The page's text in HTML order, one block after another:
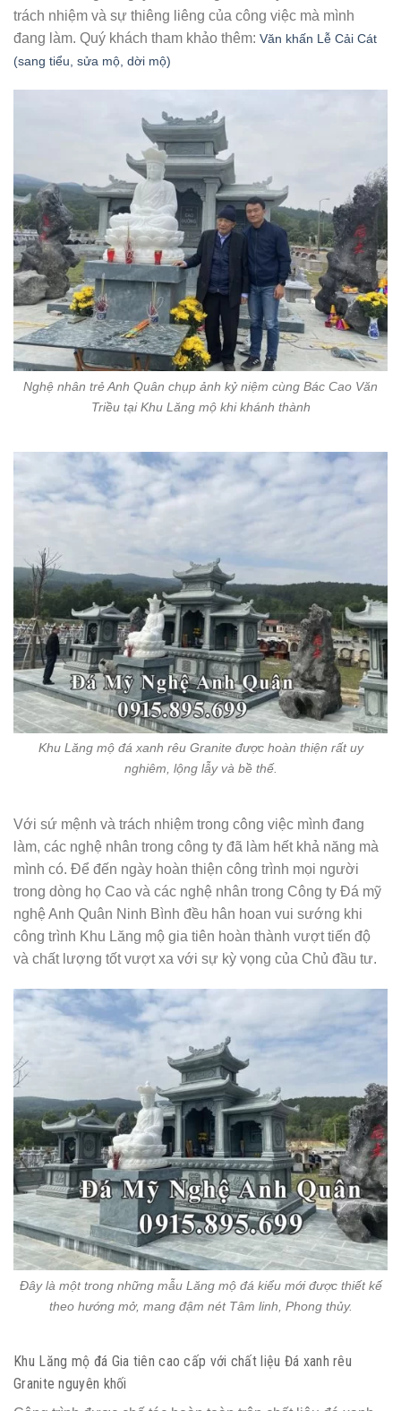
trách nhiệm và sự thiêng liêng của công việc mà mình
đang làm. Quý khách tham khảo thêm: Văn khấn Lễ Cải Cát
(sang tiểu, sửa mộ, dời mộ)
Nghệ nhân trẻ Anh Quân chụp ảnh kỷ niệm cùng Bác Cao Văn
Triều tại Khu Lăng mộ khi khánh thành
Khu Lăng mộ đá xanh rêu Granite được hoàn thiện rất uy
nghiêm, lộng lẫy và bề thế.
Với sứ mệnh và trách nhiệm trong công việc mình đang
làm, các nghệ nhân trong công ty đã làm hết khả năng mà
mình có. Để đến ngày hoàn thiện công trình mọi người
trong dòng họ Cao và các nghệ nhân trong Công ty Đá mỹ
nghệ Anh Quân Ninh Bình đều hân hoan vui sướng khi
công trình Khu Lăng mộ gia tiên hoàn thành vượt tiến độ
và chất lượng tốt vượt xa với sự kỳ vọng của Chủ đầu tư.
Đây là một trong những mẫu Lăng mộ đá kiểu mới được thiết kế
theo hướng mở, mang đậm nét Tâm linh, Phong thủy.
Khu Lăng mộ đá Gia tiên cao cấp với chất liệu Đá xanh rêu
Granite nguyên khối